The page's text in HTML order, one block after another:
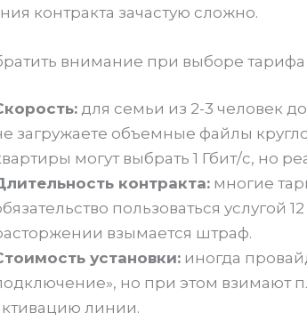
контракта зачастую сложно.
внимание при выборе тарифа
для семьи из 2-3 человек
загружаете объемные файлы
могут выбрать 1 Гбит/с, но
контракта:многие
пользоваться услугой
взымается штраф.
установки:иногда
но при этом взимают
линии.